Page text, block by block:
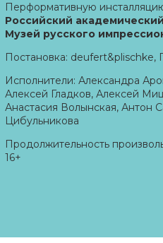
Перформативную
Российский
Музей русского
Постановка: deufert&plischke,
Исполнители: Александра
Алексей Гладков, Алексей
Анастасия Волынская, Антон
Цибульникова
Продолжительность
16+